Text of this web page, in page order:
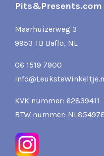
Pits&Presents.com
Maarhuizerweg 3
9953 TB Baflo, NL
06 1519 7900
KVK nummer: 62839411
BTW nummer: